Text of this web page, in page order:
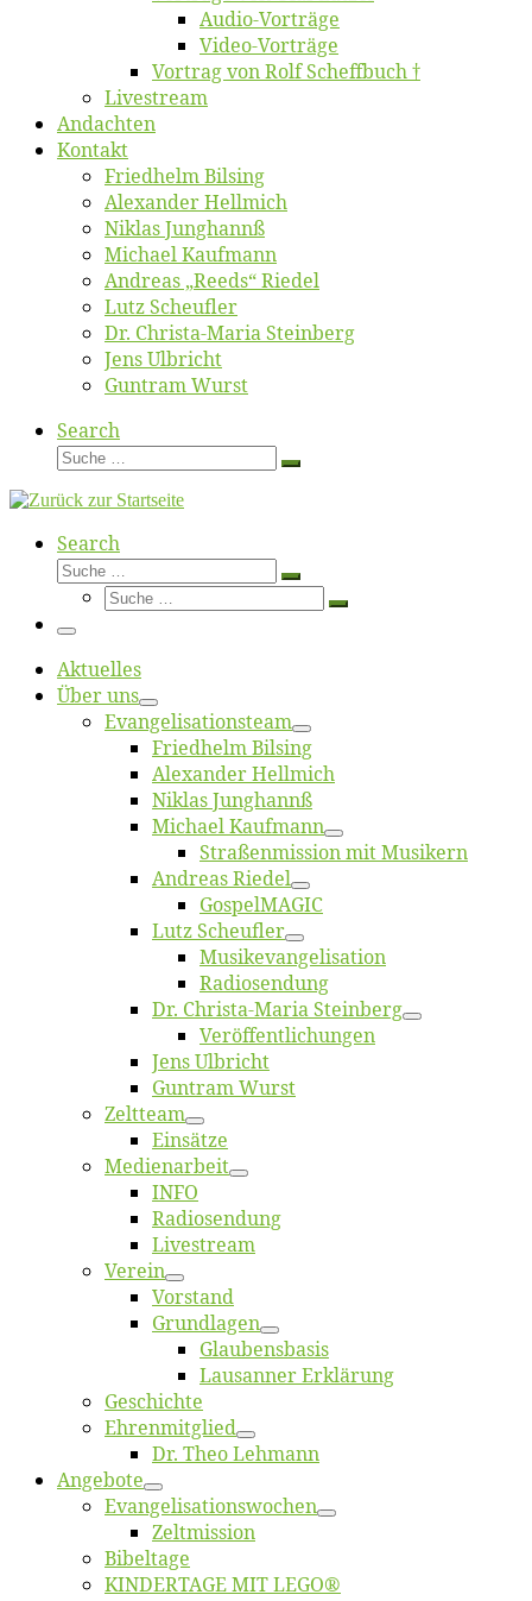
Au­dio-Vor­trä­ge
Vi­deo-Vor­trä­ge
Vor­trag von Rolf Scheffbuch †
Live­stream
An­dach­ten
Kon­takt
Fried­helm Bilsing
Alex­an­der Hellmich
Ni­klas Junghannß
Mi­cha­el Kaufmann
An­dre­as „Reeds“ Riedel
Lutz Scheuf­ler
Dr. Chris­­ta-Ma­ria Steinberg
Jens Ulb­richt
Gun­tram Wurst
Search
Suche
Suche
Search
Suche
Suche
Suche
Suche
Menü
Ak­tu­el­les
Über uns
Evangelisa­tions­team
Fried­helm Bilsing
Alex­an­der Hellmich
Ni­klas Junghannß
Mi­cha­el Kaufmann
Straßenmis­sion mit Musikern
An­dre­as Riedel
Gos­pel­MA­GIC
Lutz Scheuf­ler
Musikevan­ge­li­sa­tion
Ra­dio­sen­dung
Dr. Chris­­ta-Ma­ria Steinberg
Ver­öf­fent­li­chun­gen
Jens Ulb­richt
Gun­tram Wurst
Zelt­team
Ein­sät­ze
Me­di­en­ar­beit
INFO
Ra­dio­sen­dung
Live­stream
Ver­ein
Vor­stand
Grund­la­gen
Glaubens­ba­sis
Lausan­ner Erklärung
Ge­schich­te
Eh­ren­mit­glied
Dr. Theo Lehmann
An­ge­bo­te
Evangelisa­tions­wo­chen
Zelt­mis­si­on
Bi­bel­ta­ge
KINDERTAGE MIT LEGO®